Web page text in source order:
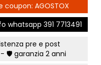
coupon: AGOSTOX
whatsapp 391 7713491
pre e post
- 🛡️ garanzia 2 anni